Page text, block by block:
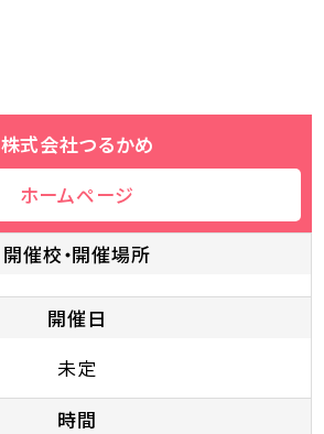
株式会社つるかめ
ホームページ
開催校・開催場所
開催日
未定
時間